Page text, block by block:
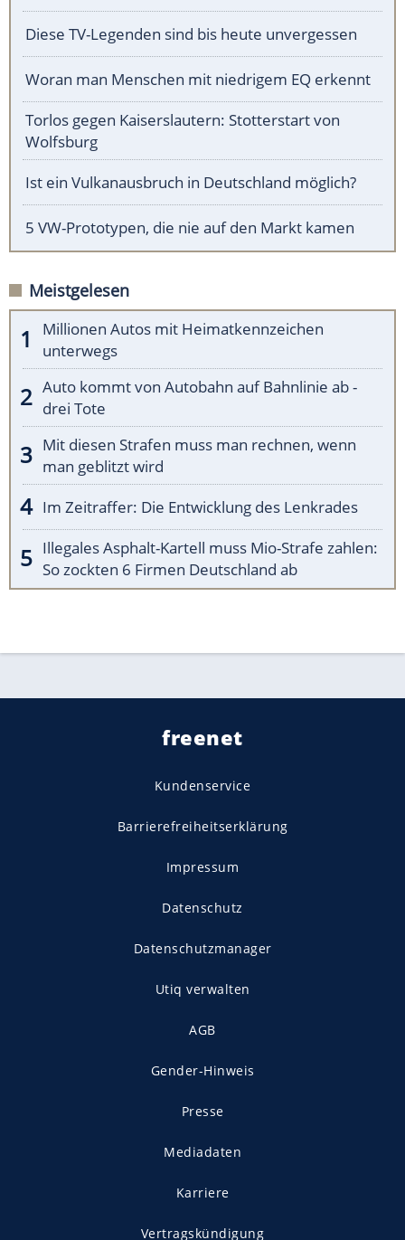
Diese TV-Legenden sind bis heute unvergessen
Woran man Menschen mit niedrigem EQ erkennt
Torlos gegen Kaiserslautern: Stotterstart von
Wolfsburg
Ist ein Vulkanausbruch in Deutschland möglich?
5 VW-Prototypen, die nie auf den Markt kamen
Meistgelesen
Millionen Autos mit Heimatkennzeichen
unterwegs
Auto kommt von Autobahn auf Bahnlinie ab -
drei Tote
Mit diesen Strafen muss man rechnen, wenn
man geblitzt wird
Im Zeitraffer: Die Entwicklung des Lenkrades
Illegales Asphalt-Kartell muss Mio-Strafe zahlen:
So zockten 6 Firmen Deutschland ab
freenet
Kundenservice
Barrierefreiheitserklärung
Impressum
Datenschutz
Datenschutzmanager
Utiq verwalten
AGB
Gender-Hinweis
Presse
Mediadaten
Karriere
Vertragskündigung